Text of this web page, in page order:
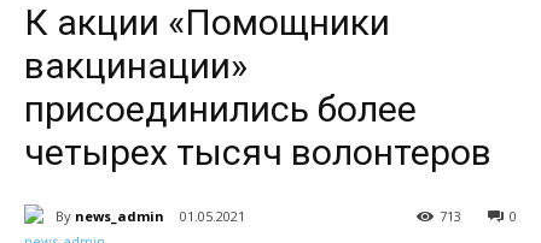
К акции «Помощники
вакцинации»
присоединились более
четырех тысяч волонтеров
By news_admin 01.05.2021 0
713